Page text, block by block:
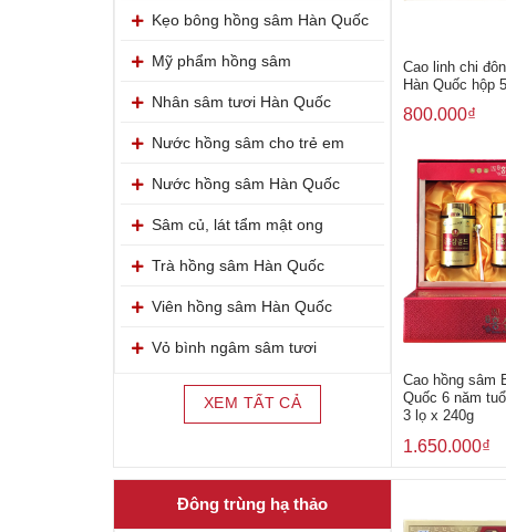
Kẹo bông hồng sâm Hàn Quốc
Mỹ phẩm hồng sâm
Nhân sâm tươi Hàn Quốc
Nước hồng sâm cho trẻ em
Nước hồng sâm Hàn Quốc
Sâm củ, lát tẩm mật ong
Trà hồng sâm Hàn Quốc
Viên hồng sâm Hàn Quốc
Vỏ bình ngâm sâm tươi
XEM TẤT CẢ
Cao linh chi
Hàn Quốc hộp
800.000₫
Cao hồng sâm
Quốc 6 năm
3 lọ x 240g
1.650.000₫
Đông trùng hạ thảo